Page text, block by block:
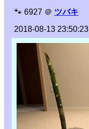
🐾 6927 ＠ ツバキ
2018-08-13 23:50:23